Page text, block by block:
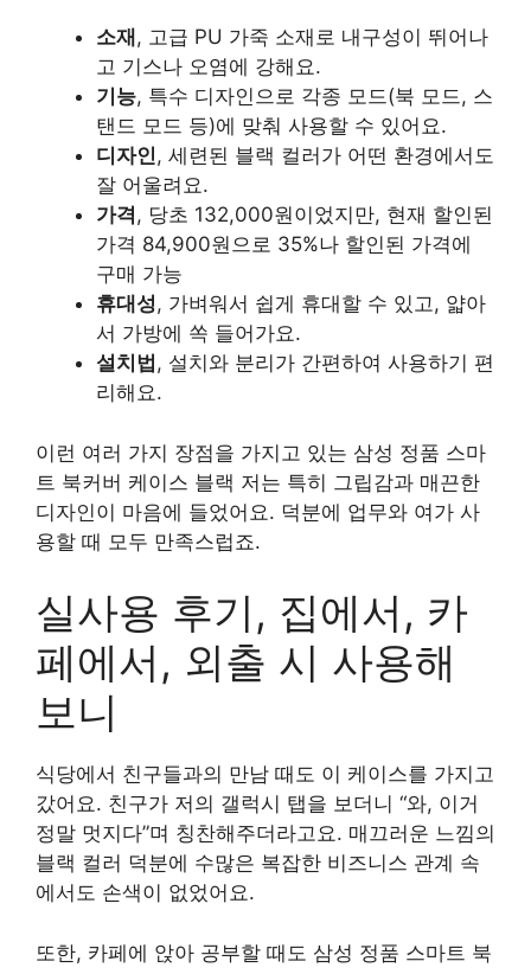
소재 , 고급 PU 가죽 소재로 내구성이 뛰어나
고 기스나 오염에 강해요.
기능, 특수 디자인으로 각종 모드(북 모드, 스
탠드 모드 등)에 맞춰 사용할 수 있어요.
디자인, 세련된 블랙 컬러가 어떤 환경에서도
잘 어울려요.
가격, 당초 132,000원이었지만, 현재 할인된
가격 84,900원으로 35%나 할인된 가격에
구매 가능
휴대성, 가벼워서 쉽게 휴대할 수 있고, 얇아
서 가방에 쏙 들어가요.
설치법 , 설치와 분리가 간편하여 사용하기 편
리해요.
이런 여러 가지 장점을 가지고 있는 삼성 정품 스마
트 북커버 케이스 블랙 저는 특히 그립감과 매끈한
디자인이 마음에 들었어요. 덕분에 업무와 여가 사
용할 때 모두 만족스럽죠.
실사용 후기, 집에서, 카
페에서, 외출 시 사용해
보니
식당에서 친구들과의 만남 때도 이 케이스를 가지고
갔어요. 친구가 저의 갤럭시 탭을 보더니 “와, 이거
정말 멋지다”며 칭찬해주더라고요. 매끄러운 느낌의
블랙 컬러 덕분에 수많은 복잡한 비즈니스 관계 속
에서도 손색이 없었어요.
또한, 카페에 앉아 공부할 때도 삼성 정품 스마트 북